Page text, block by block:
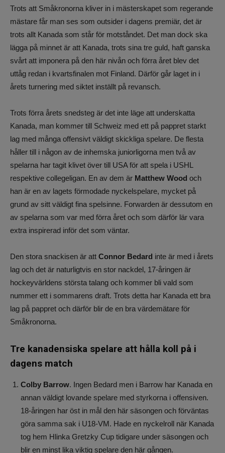
Trots att Småkronorna kliver in i mästerskapet som regerande
mästare får man ses som outsider i dagens premiär, det är
trots allt Kanada som står för motståndet. Det man dock ska
lägga på minnet är att Kanada, trots sina tre guld, haft ganska
svårt att imponera på den här nivån och förra året blev det
uttåg redan i kvartsfinalen mot Finland. Därför går laget in i
årets turnering med siktet inställt på revansch.
Trots förra årets snedsteg är det inte läge att underskatta
Kanada, man kommer till Schweiz med ett på pappret starkt
lag med många offensivt väldigt skickliga spelare. De flesta
håller till i någon av de inhemska juniorligorna men två av
spelarna har tagit klivet över till USA för att spela i USHL
respektive collegeligan. En av dem är Matthew Wood och
han är en av lagets förmodade nyckelspelare, mycket på
grund av sitt väldigt fina spelsinne. Forwarden är dessutom en
av spelarna som var med förra året och som därför lär vara
extra inspirerad inför det som väntar.
Den stora snackisen är att Connor Bedard inte är med i årets
lag och det är naturligtvis en stor nackdel, 17-åringen är
hockeyvärldens största talang och kommer bli vald som
nummer ett i sommarens draft. Trots detta har Kanada ett bra
lag på pappret och därför blir de en bra värdemätare för
Småkronorna.
Tre kanadensiska spelare att hålla koll på i
dagens match
Colby Barrow. Ingen Bedard men i Barrow har Kanada en
annan väldigt lovande spelare med styrkorna i offensiven.
18-åringen har öst in mål den här säsongen och förväntas
göra samma sak i U18-VM. Hade en nyckelroll när Kanada
tog hem Hlinka Gretzky Cup tidigare under säsongen och
blir en minst lika viktig spelare den här gången.